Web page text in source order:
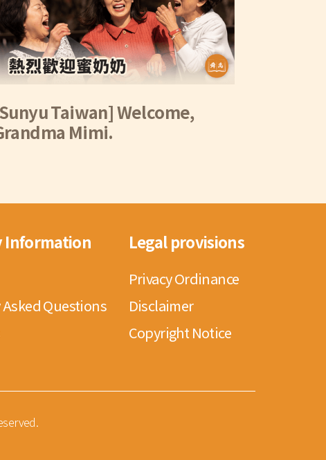
Taiwan] Welcome,
Mimi.
Information
Questions
Legal provisions
Privacy Ordinance
Disclaimer
Copyright Notice